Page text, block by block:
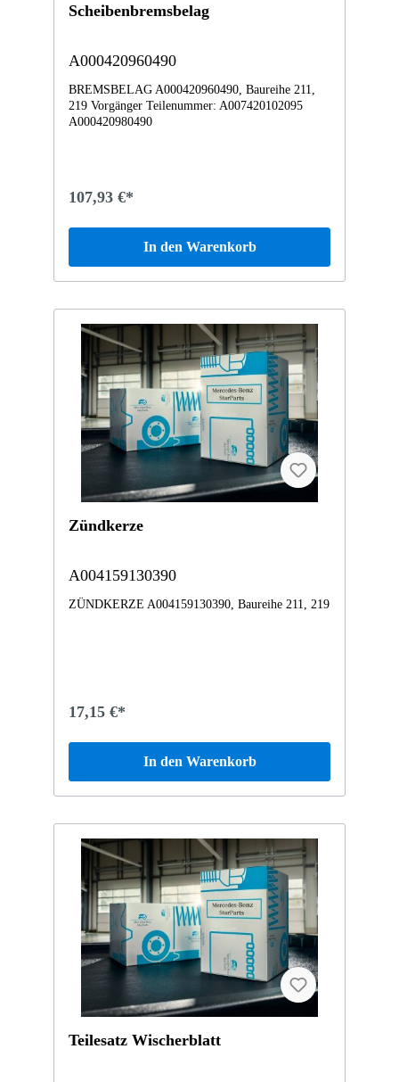
Scheibenbremsbelag
A000420960490
BREMSBELAG A000420960490, Baureihe 211,
219 Vorgänger Teilenummer: A007420102095
A000420980490
107,93 €*
In den Warenkorb
Zündkerze
A004159130390
ZÜNDKERZE A004159130390, Baureihe 211, 219
17,15 €*
In den Warenkorb
Teilesatz Wischerblatt